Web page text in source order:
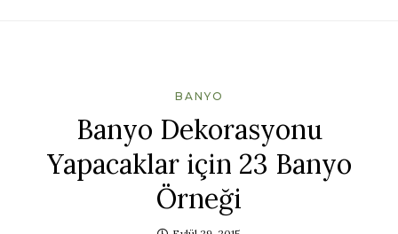
BANYO
Banyo Dekorasyonu
Yapacaklar için 23 Banyo
Örneği